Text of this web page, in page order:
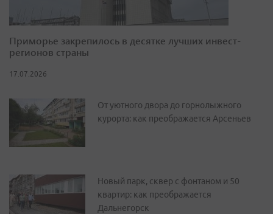
Приморье закрепилось в десятке лучших инвест-
регионов страны
17.07.2026
От уютного двора до горнолыжного
курорта: как преображается Арсеньев
Новый парк, сквер с фонтаном и 50
квартир: как преображается
Дальнегорск